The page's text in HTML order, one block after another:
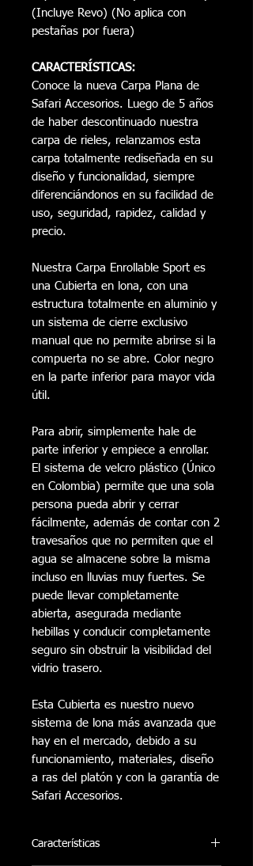
(Incluye Revo) (No aplica con
pestañas por fuera)
CARACTERÍSTICAS:
Conoce la nueva Carpa Plana de
Safari Accesorios. Luego de 5 años
de haber descontinuado nuestra
carpa de rieles, relanzamos esta
carpa totalmente rediseñada en su
diseño y funcionalidad, siempre
diferenciándonos en su facilidad de
uso, seguridad, rapidez, calidad y
precio.
Nuestra Carpa Enrollable Sport es
una Cubierta en lona, con una
estructura totalmente en aluminio y
un sistema de cierre exclusivo
manual que no permite abrirse si la
compuerta no se abre. Color negro
en la parte inferior para mayor vida
útil.
Para abrir, simplemente hale de
parte inferior y empiece a enrollar.
El sistema de velcro plástico (Único
en Colombia) permite que una sola
persona pueda abrir y cerrar
fácilmente, además de contar con 2
travesaños que no permiten que el
agua se almacene sobre la misma
incluso en lluvias muy fuertes. Se
puede llevar completamente
abierta, asegurada mediante
hebillas y conducir completamente
seguro sin obstruir la visibilidad del
vidrio trasero.
Esta Cubierta es nuestro nuevo
sistema de lona más avanzada que
hay en el mercado, debido a su
funcionamiento, materiales, diseño
a ras del platón y con la garantía de
Safari Accesorios.
Características